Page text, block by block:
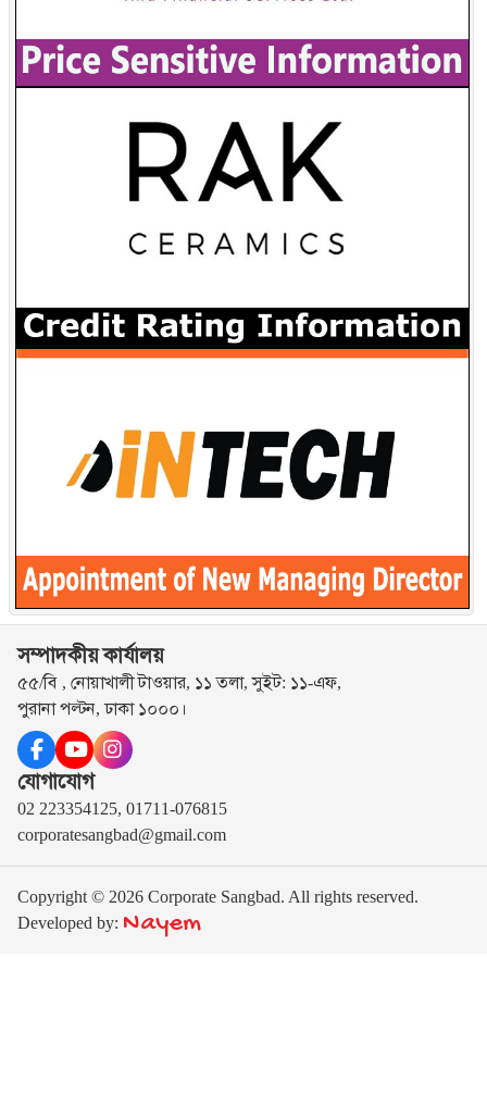
সম্পাদকীয় কার্যালয়
৫৫/বি , নোয়াখালী টাওয়ার, ১১ তলা, সুইট: ১১-এফ,
পুরানা পল্টন, ঢাকা ১০০০।
যোগাযোগ
02 223354125, 01711-076815
corporatesangbad@gmail.com
Copyright © 2026 Corporate Sangbad. All rights reserved.
Developed by: Nayem